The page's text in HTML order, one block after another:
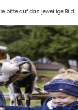
bitte auf das jeweilige Bild.